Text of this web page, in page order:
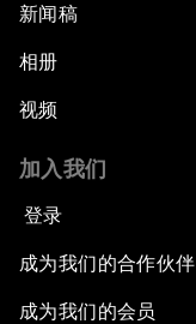
新闻稿
相册
视频
加入我们
登录
成为我们的合作伙伴
成为我们的会员